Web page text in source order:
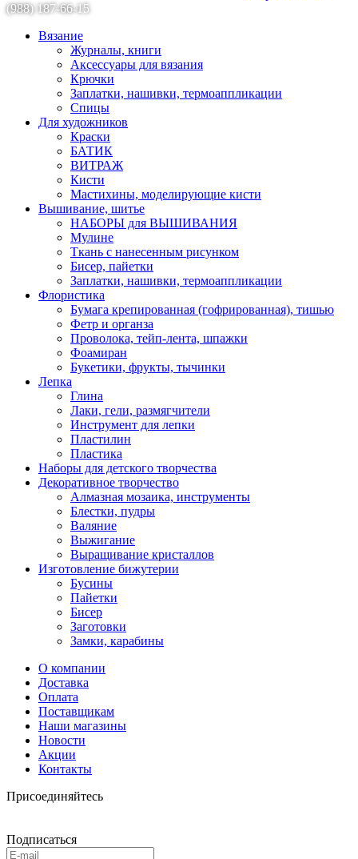
(988) 187-66-15
Вязание
Журналы, книги
Аксессуары для вязания
Крючки
Заплатки, нашивки, термоаппликации
Спицы
Для художников
Краски
БАТИК
ВИТРАЖ
Кисти
Мастихины, моделирующие кисти
Вышивание, шитье
НАБОРЫ для ВЫШИВАНИЯ
Мулине
Ткань с нанесенным рисунком
Бисер, пайетки
Заплатки, нашивки, термоаппликации
Флористика
Бумага крепированная (гофрированная), тишью
Фетр и органза
Проволока, тейп-лента, шпажки
Фоамиран
Букетики, фрукты, тычинки
Лепка
Глина
Лаки, гели, размягчители
Инструмент для лепки
Пластилин
Пластика
Наборы для детского творчества
Декоративное творчество
Алмазная мозаика, инструменты
Блестки, пудры
Валяние
Выжигание
Выращивание кристаллов
Изготовление бижутерии
Бусины
Пайетки
Бисер
Заготовки
Замки, карабины
О компании
Доставка
Оплата
Поставщикам
Наши магазины
Новости
Акции
Контакты
Присоединяйтесь
Подписаться